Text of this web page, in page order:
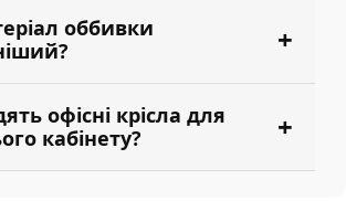
оббивки
офісні крісла для
кабінету?